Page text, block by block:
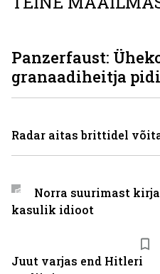
Juut varjas end Hitleri
Panzerfaust:
granaadiheitja
Radar aitas brittidel
Norra suurimast
kasulik idioot